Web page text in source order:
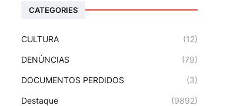
CATEGORIES
CULTURA (12)
DENÚNCIAS (79)
DOCUMENTOS PERDIDOS (3)
Destaque (9892)